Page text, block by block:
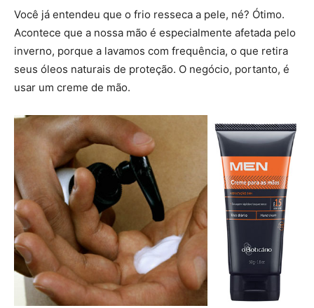
Você já entendeu que o frio resseca a pele, né? Ótimo.
Acontece que a nossa mão é especialmente afetada pelo
inverno, porque a lavamos com frequência, o que retira
seus óleos naturais de proteção. O negócio, portanto, é
usar um creme de mão.